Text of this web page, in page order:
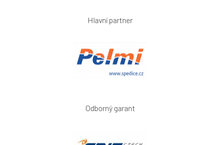
Hlavní partner
Odborný garant